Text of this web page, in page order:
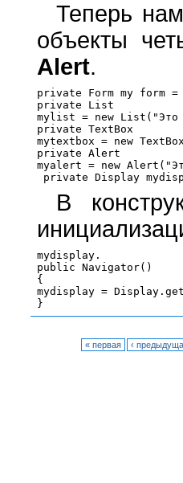
Теперь
объекты
Alert.
private Form my form =
private List
mylist = new List("Это
private TextBox
mytextbox = new
private Alert
myalert = new
В
mydisplay.
public Navigator()
{
mydisplay =
« первая ‹